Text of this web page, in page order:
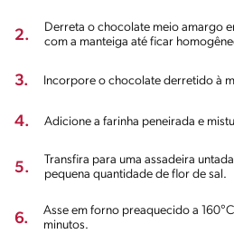
2.
Derreta o chocolate meio amargo
com a manteiga até ficar
3. Incorpore o chocolate derretido à
4. Adicione a farinha peneirada e
5.
Transfira para uma assadeira
pequena quantidade de flor de sal.
6.
Asse em forno preaquecido a
minutos.